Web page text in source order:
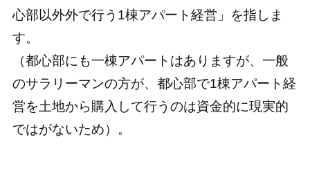
心部以外外で行う1棟アパート経営」を指しま
す。
（都心部にも一棟アパートはありますが、一般
のサラリーマンの方が、都心部で1棟アパート経
営を土地から購入して行うのは資金的に現実的
ではがないため）。